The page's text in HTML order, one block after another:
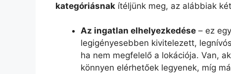
kategóriásnak ítéljünk meg, az alábbiak
Az ingatlan elhelyezkedése – ez
legigényesebben kivitelezett,
ha nem megfelelő a lokációja. Van,
könnyen elérhetőek legyenek, míg